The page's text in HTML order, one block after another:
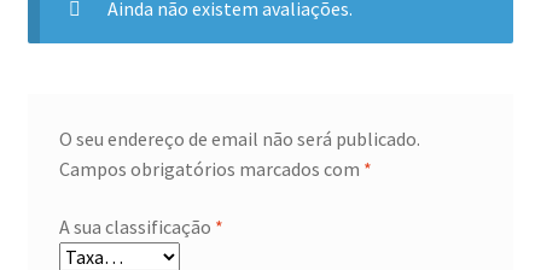
Ainda não existem avaliações.
O seu endereço de email não será publicado.
Campos obrigatórios marcados com *
A sua classificação *